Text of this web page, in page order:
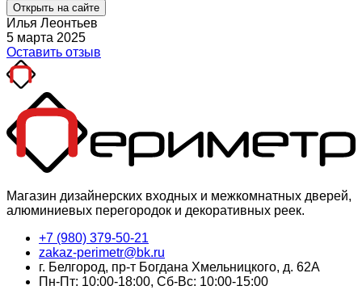
Открыть на сайте
Илья Леонтьев
5 марта 2025
Оставить отзыв
Магазин дизайнерских входных и межкомнатных дверей,
алюминиевых перегородок и декоративных реек.
+7 (980) 379-50-21
zakaz-perimetr@bk.ru
г. Белгород, пр-т Богдана Хмельницкого, д. 62А
Пн-Пт: 10:00-18:00, Сб-Вс: 10:00-15:00